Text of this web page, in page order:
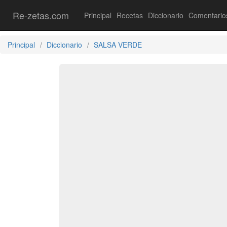
Re-zetas.com Principal Recetas Diccionario
Principal Diccionario SALSA VERDE